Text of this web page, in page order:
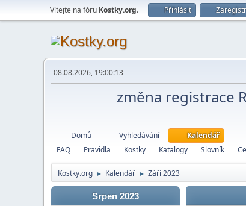
Vítejte na fóru Kostky.org. Přihlásit
08.08.2026, 19:00:13
změna registrace
Domů Vyhledávání
Kalendář
FAQ
Pravidla Kostky Katalogy Slovník
Kostky.org ► Kalendář ► Září 2023
Srpen 2023